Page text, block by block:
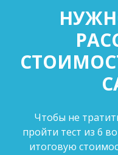
Чтобы не
пройти тест из 6
итоговую